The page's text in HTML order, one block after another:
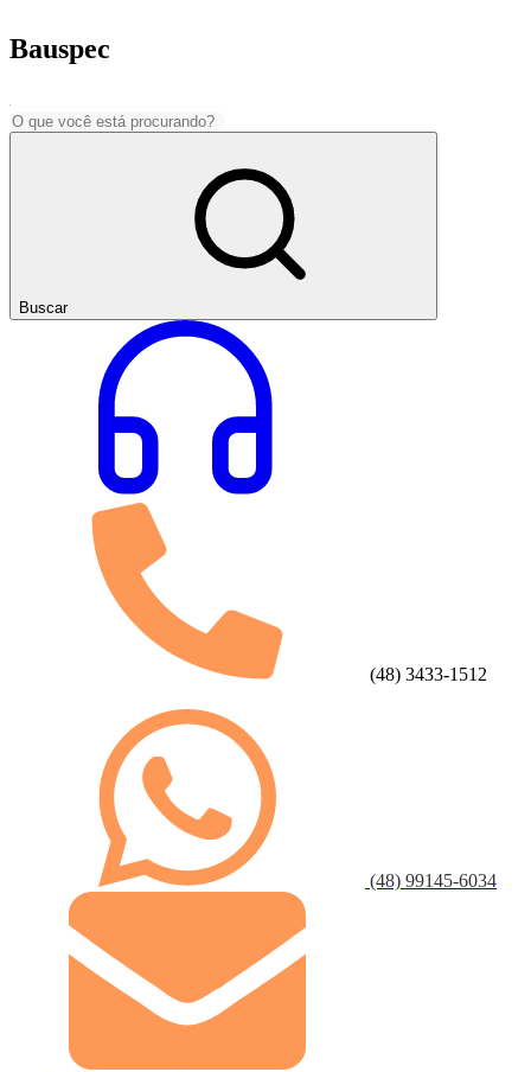
Bauspec
Buscar
(48) 3433-1512
(48) 99145-6034